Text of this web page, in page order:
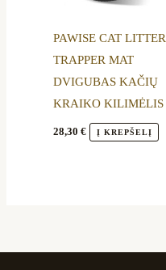
PAWISE CAT LITTER
TRAPPER MAT
DVIGUBAS KAČIŲ
KRAIKO KILIMĖLIS
28,30€ Į KREPŠELĮ